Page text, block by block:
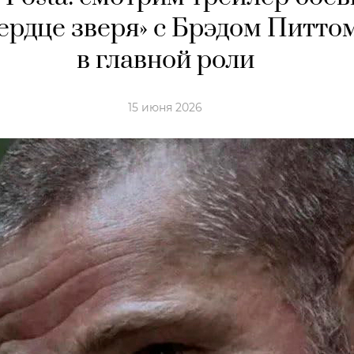
зверя» с Брэдом
в главной роли
15 июня 2026